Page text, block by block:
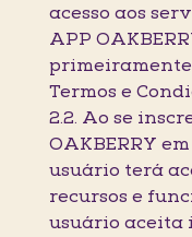
acesso aos
APP
Termos e
2.2. Ao se
OAKBERRY
usuário terá
recursos e
usuário aceita